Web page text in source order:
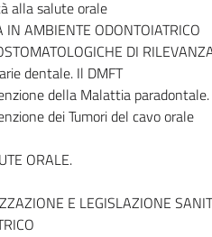
alla salute orale
IN AMBIENTE ODONTOIATRICO
DI
dentale. Il DMFT
della Malattia paradontale.
dei Tumori del cavo orale
ORALE.
E LEGISLAZIONE